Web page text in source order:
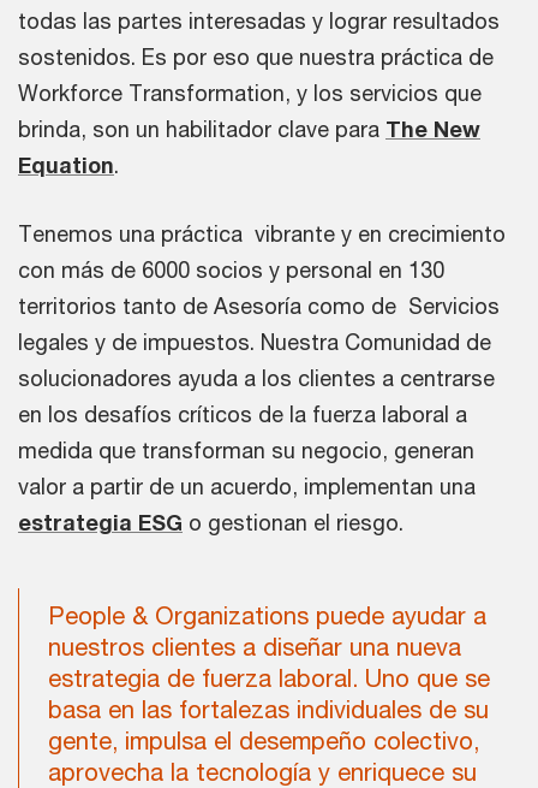
todas las partes interesadas y lograr resultados
sostenidos. Es por eso que nuestra práctica de
Workforce Transformation, y los servicios que
brinda, son un habilitador clave para The New
Equation.
Tenemos una práctica vibrante y en crecimiento
con más de 6000 socios y personal en 130
territorios tanto de Asesoría como de Servicios
legales y de impuestos. Nuestra Comunidad de
solucionadores ayuda a los clientes a centrarse
en los desafíos críticos de la fuerza laboral a
medida que transforman su negocio, generan
valor a partir de un acuerdo, implementan una
estrategia ESG o gestionan el riesgo.
People & Organizations puede ayudar a
nuestros clientes a diseñar una nueva
estrategia de fuerza laboral. Uno que se
basa en las fortalezas individuales de su
gente, impulsa el desempeño colectivo,
aprovecha la tecnología y enriquece su